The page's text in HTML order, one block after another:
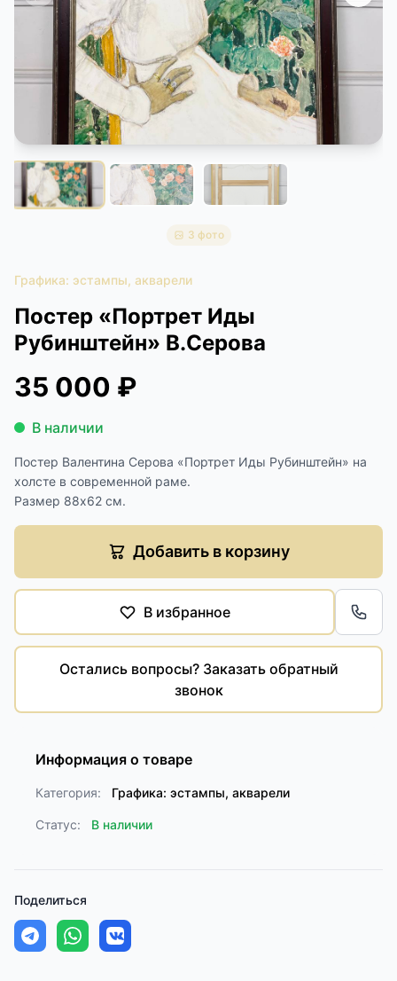
КОНТАКТЫ
ДОСТАВКА И ОПЛАТА
3 фото
Графика: эстампы, акварели
Постер «Портрет Иды
Рубинштейн» В.Серова
35 000 ₽
В наличии
Постер Валентина Серова «Портрет Иды Рубинштейн» на
холсте в современной раме.
Размер 88х62 см.
Добавить в корзину
В избранное
Остались вопросы? Заказать обратный
звонок
Информация о товаре
Категория: Графика: эстампы, акварели
Статус: В наличии
Поделиться